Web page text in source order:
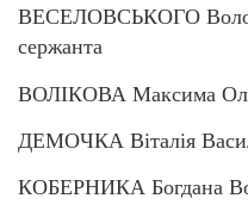
ВЕСЕЛОВСЬКОГО
сержанта
ВОЛІКОВА Максима
ДЕМОЧКА Віталія
КОБЕРНИКА Богдана